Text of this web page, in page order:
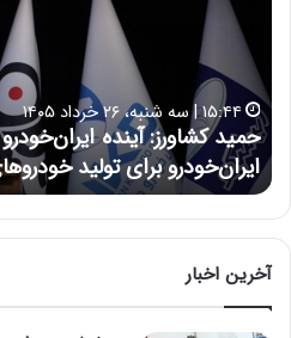
ش
ا
و
ر
ز
:
آ
ی
ن
ه
۱۵:۴۴ | سه شنبه، ۲۶ خرداد ۱۴۰۵
حمید کشاورز: آینده
ایران‌خودرو برای تولید
آخرین اخبار